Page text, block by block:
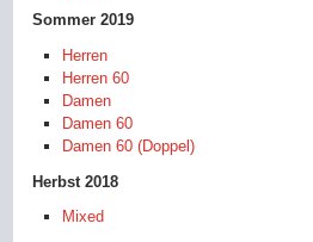
Sommer 2019
Herren
Herren 60
Damen
Damen 60
Damen 60 (Doppel)
Herbst 2018
Mixed